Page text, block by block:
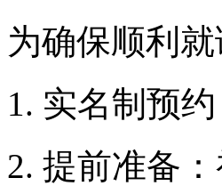
为确保顺利
1. 实名制预
2. 提前准备